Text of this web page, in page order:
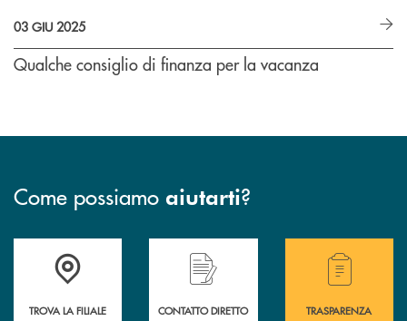
03 GIU 2025
Qualche consiglio di finanza per la vacanza
Come possiamo aiutarti?
Accedi all' elenco completo delle filiali della Bcc.
TROVA LA FILIALE
Hai bisogno di assistenza immediata?
CONTATTO DIRETTO
Hai bisogno di
TRASPARENZA